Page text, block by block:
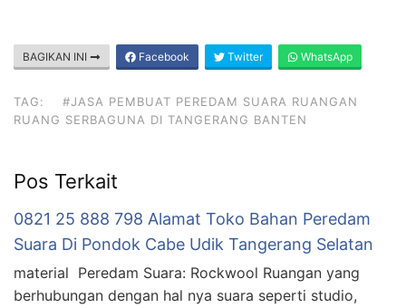
BAGIKAN INI Facebook Twitter WhatsApp
TAG:
#JASA PEMBUAT PEREDAM SUARA RUANGAN
RUANG SERBAGUNA DI TANGERANG BANTEN
Pos Terkait
0821 25 888 798 Alamat Toko Bahan Peredam
Suara Di Pondok Cabe Udik Tangerang Selatan
material Peredam Suara: Rockwool Ruangan yang
berhubungan dengan hal nya suara seperti studio,